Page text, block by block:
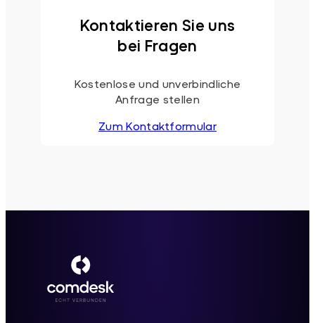
Kontaktieren Sie uns
bei Fragen
Kostenlose und unverbindliche
Anfrage stellen
Zum Kontaktformular